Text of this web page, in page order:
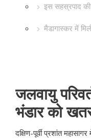
इस सहस्रपाद की
मैडागास्कर में
जलवायु
भंडार को
दक्षिण-पूर्वी प्रशांत